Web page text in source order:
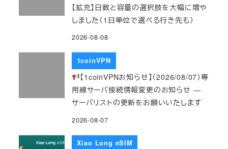
【拡充】日数と容量の選択肢を大幅に増や
しました（1日単位で選べる行き先も）
2026-08-08
1coinVPN
【1coinVPNお知らせ】（2026/08/07）専
用線サーバ接続情報変更のお知らせ ―
サーバリストの更新をお願いいたします
2026-08-07
Xiao Long eSIM